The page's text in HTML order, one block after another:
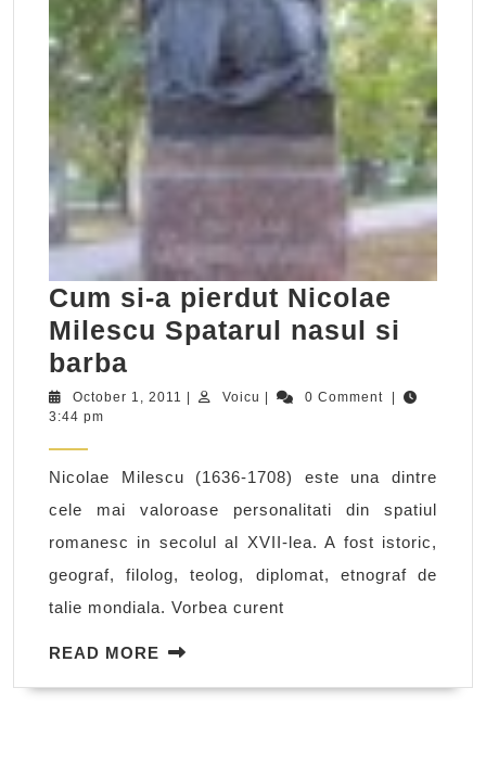
Cum si-a pierdut Nicolae
Milescu Spatarul nasul si
barba
si-
Nicolae
Milescu
Spatarul
nasul
si
barba
October 1, 2011 OctoberVoicu Voicu 0 Comment
3:44 pm
Nicolae Milescu (1636-1708) este una dintre
cele mai valoroase personalitati din spatiul
romanesc in secolul al XVII-lea. A fost istoric,
geograf, filolog, teolog, diplomat, etnograf de
talie mondiala. Vorbea curent
READ MORE READ